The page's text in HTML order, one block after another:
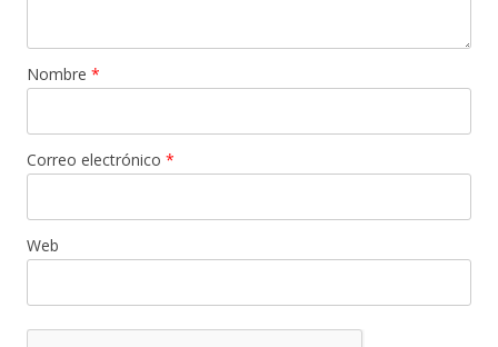
Nombre *
Correo electrónico *
Web